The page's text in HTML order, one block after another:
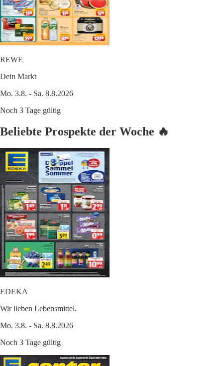
REWE
Dein Markt
Mo. 3.8. - Sa. 8.8.2026
Noch 3 Tage gültig
Beliebte Prospekte der Woche 🔥
EDEKA
Wir lieben Lebensmittel.
Mo. 3.8. - Sa. 8.8.2026
Noch 3 Tage gültig